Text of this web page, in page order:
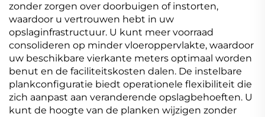
zonder zorgen over doorbuigen of instorten,
waardoor u vertrouwen hebt in uw
opslaginfrastructuur. U kunt meer voorraad
consolideren op minder vloeroppervlakte, waardoor
uw beschikbare vierkante meters optimaal worden
benut en de faciliteitskosten dalen. De instelbare
plankconfiguratie biedt operationele flexibiliteit die
zich aanpast aan veranderende opslagbehoeften. U
kunt de hoogte van de planken wijzigen zonder